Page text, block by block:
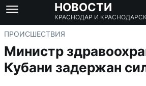
НОВОСТИ
КРАСНОДАР И
ПРОИСШЕСТВИЯ
Министр
Кубани задержан